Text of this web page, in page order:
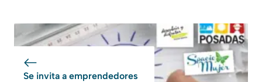
Se invita a emprendedores